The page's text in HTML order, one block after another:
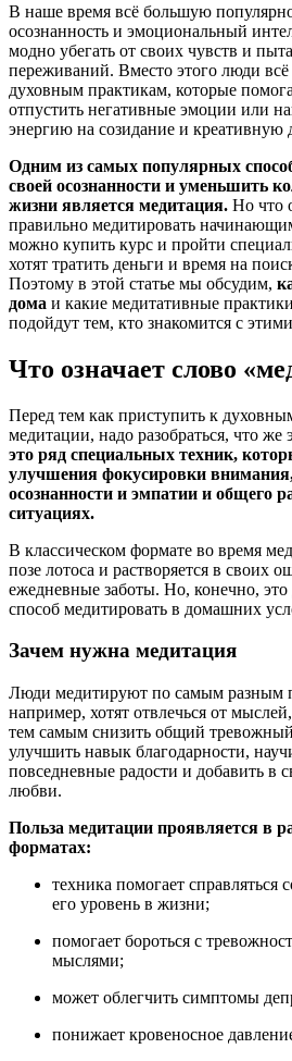
В наше время всё большую
осознанность и эмоциональный
модно убегать от своих чувств и
переживаний. Вместо этого люди
духовным практикам, которые
отпустить негативные эмоции или
энергию на созидание и креативную
Одним из самых популярных
своей осознанности и уменьшить
жизни является медитация. Но что
правильно медитировать
можно купить курс и пройти
хотят тратить деньги и время на
Поэтому в этой статье мы обсудим,
дома и какие медитативные
подойдут тем, кто знакомится с
Что означает слово
Перед тем как приступить к
медитации, надо разобраться, что же
это ряд специальных техник,
улучшения фокусировки
осознанности и эмпатии и общего
ситуациях.
В классическом формате во время
позе лотоса и растворяется в своих
ежедневные заботы. Но, конечно,
способ медитировать в домашних
Зачем нужна медитация
Люди медитируют по самым разным
например, хотят отвлечься от
тем самым снизить общий
улучшить навык благодарности,
повседневные радости и добавить в
любви.
Польза медитации проявляется в
форматах:
техника помогает справляться
его уровень в жизни;
помогает бороться с
мыслями;
может облегчить симптомы
понижает кровеносное